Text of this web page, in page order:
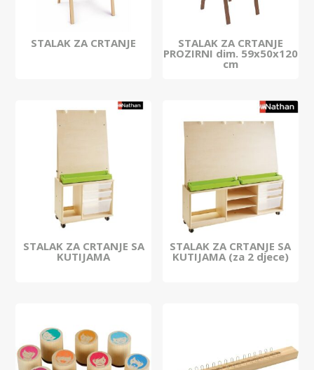
STALAK ZA CRTANJE STALAK ZA CRTANJE
PROZIRNI dim. 59x50x120
cm
STALAK ZA CRTANJE SA
KUTIJAMA
STALAK ZA CRTANJE SA
KUTIJAMA (za 2 djece)